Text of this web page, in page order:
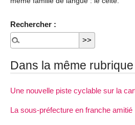
Rechercher :
Dans la même rubrique
Une nouvelle piste cyclable sur la
La sous-préfecture en franche amitié